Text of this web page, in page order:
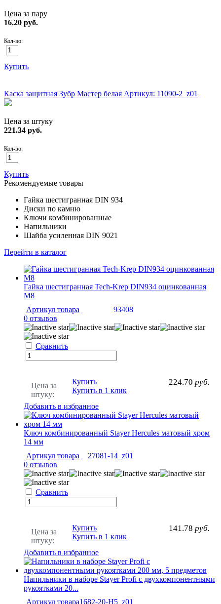
Цена за пару
16.20 руб.
Кол-во:
Купить
Каска защитная Зубр Мастер белая Артикул: 11090-2_z01
Цена за штуку
221.34 руб.
Кол-во:
Купить
Рекомендуемые товары
Гайка шестигранная DIN 934
Диски по камню
Ключи комбинированные
Напильники
Шайба усиленная DIN 9021
Перейти в каталог
Гайка шестигранная Tech-Krep DIN934 оцинкованная
M8
Артикул товара
93408
0 отзывов
Сравнить
Цена за
штуку:
224.70 руб.
Купить
Купить в 1 клик
Добавить в избранное
Ключ комбинированный Stayer Hercules матовый хром
14 мм
Артикул товара
27081-14_z01
0 отзывов
Сравнить
Цена за
штуку:
141.78 руб.
Купить
Купить в 1 клик
Добавить в избранное
Напильники в наборе Stayer Profi с двухкомпонентными
рукоятками 20...
Артикул товара1682-20-H5_z01